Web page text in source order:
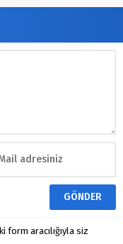
form aracılığıyla siz